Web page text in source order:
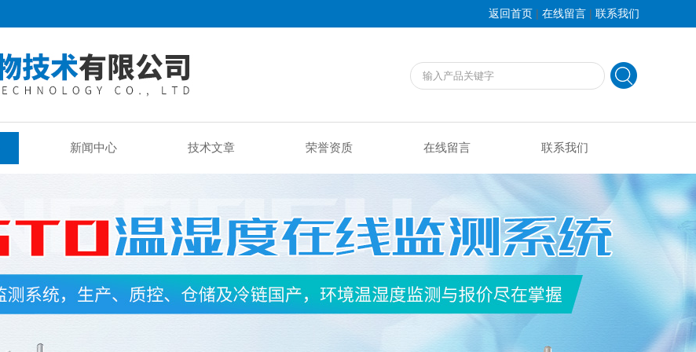
返回首页 | 在线留言 | 联系我们
新闻中心 技术文章 荣誉资质 在线留言 联系我们